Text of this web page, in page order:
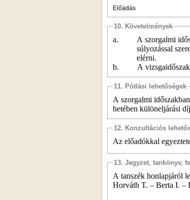
Előadás
10. Követelmények
a.
A szorgalmi
súlyozással
elérni.
b.
A
11. Pótlási lehetőségek
A szorgalmi
hetében különeljárási
12. Konzultációs
Az előadókkal
13. Jegyzet, tankönyv,
A tanszék honlapjáról
Horváth T. – Berta I. –